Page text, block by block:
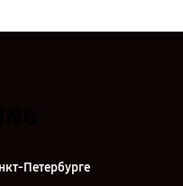
Петербурге